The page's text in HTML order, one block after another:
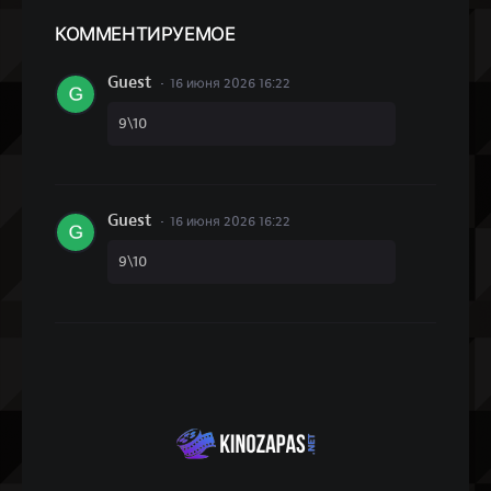
КОММЕНТИРУЕМОЕ
Guest 16 июня 2026 16:22
9\10
Guest 16 июня 2026 16:22
9\10